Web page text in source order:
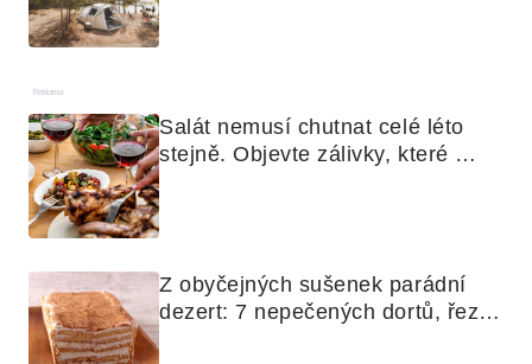
Reklama
Salát nemusí chutnat celé léto
stejně. Objevte zálivky, které
Z obyčejných sušenek parádní
dezert: 7 nepečených dortů, řezů